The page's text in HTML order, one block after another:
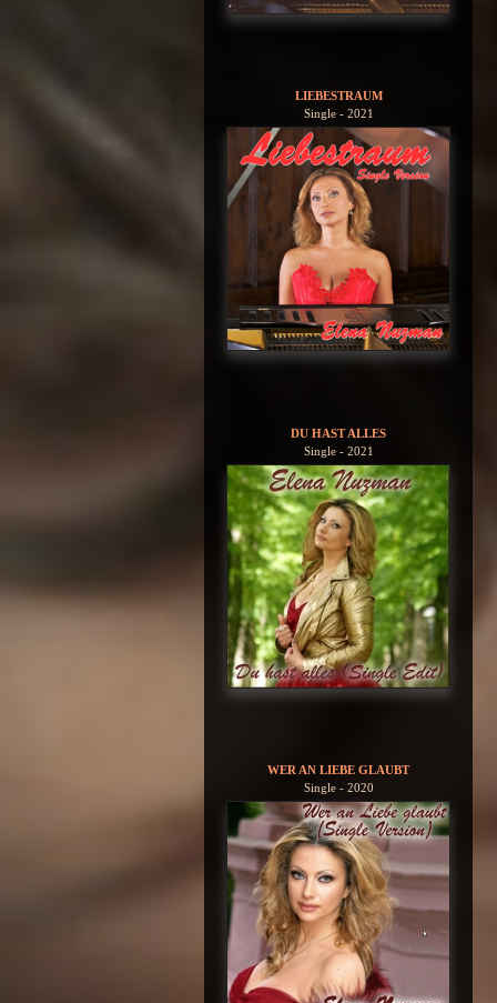
LIEBESTRAUM
Single - 2021
DU HAST ALLES
Single - 2021
WER AN LIEBE GLAUBT
Single - 2020